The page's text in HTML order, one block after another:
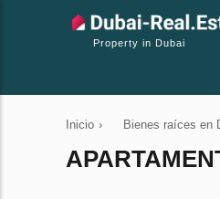
Property in Dubai
Inicio › Bienes raíces en